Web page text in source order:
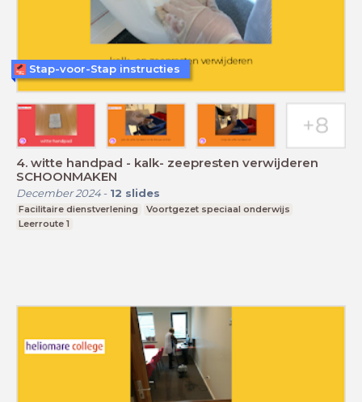
4. witte handpad - kalk- zeepresten verwijderen
SCHOONMAKEN
December 2024- 12 slides
Facilitaire dienstverlening
Voortgezet speciaal onderwijs
Leerroute 1
Stap-voor-Stap instructies